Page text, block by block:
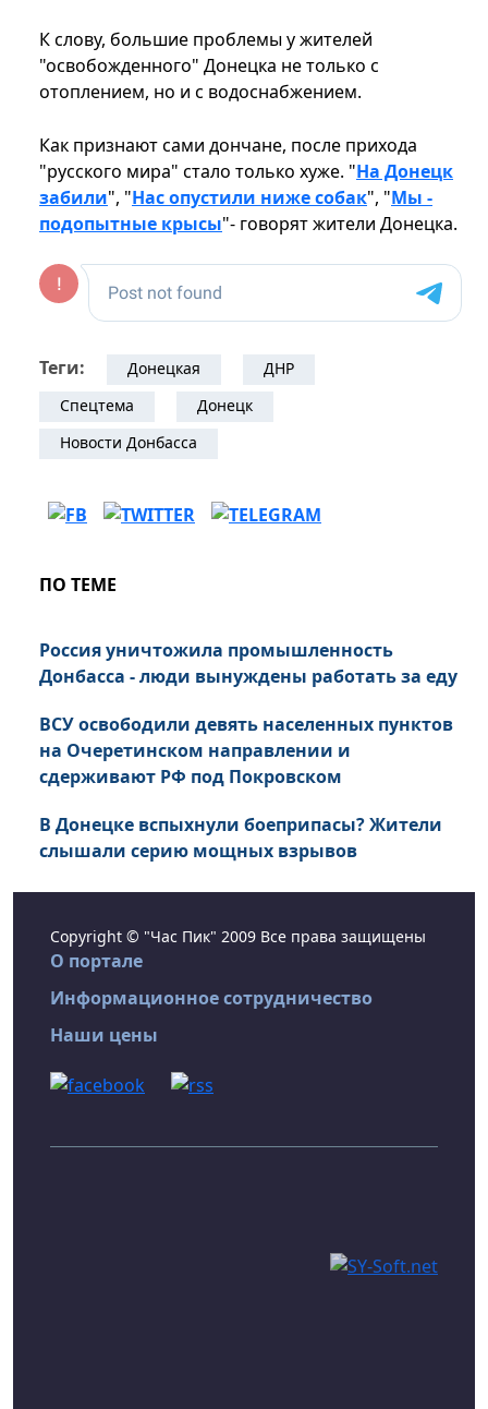
К слову, большие проблемы у жителей
"освобожденного" Донецка не только с
отоплением, но и с водоснабжением.
Как признают сами дончане, после прихода
"русского мира" стало только хуже. "На Донецк
забили", "Нас опустили ниже собак", "Мы -
подопытные крысы"- говорят жители Донецка.
Теги: Донецкая
ДНР
Спецтема
Донецк
Новости Донбасса
ПО ТЕМЕ
Россия уничтожила промышленность
Донбасса - люди вынуждены работать за еду
ВСУ освободили девять населенных пунктов
на Очеретинском направлении и
сдерживают РФ под Покровском
В Донецке вспыхнули боеприпасы? Жители
слышали серию мощных взрывов
Copyright © "Час Пик" 2009 Все права защищены
О портале
Информационное сотрудничество
Наши цены